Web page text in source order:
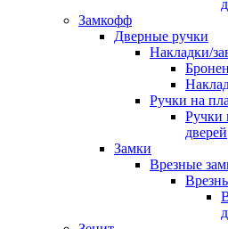
Замкофф
Дверные ручки
Накладки/
Ручки на
Ручки
дверей
Замки
Врезные